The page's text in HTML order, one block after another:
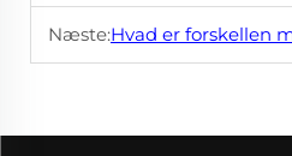
Næste:Hvad er forskellen mellem to-